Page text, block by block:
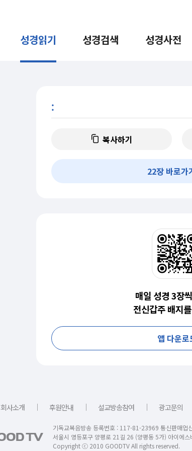
성경읽기 성경검색 성경사전
:
복사하기
22장 바로가
매일 성경 3장
전신갑주 배지
앱 다운로
회사소개 ｜ 후원안내 ｜ 설교방송참여 ｜ 광고문의
기독교복음방송 등록번호 : 117-81-23969 통신판매
서울시 영등포구 양평로 21길 26 (양평동 5가) 아이에
Copyright ⓒ 2010 GOODTV All rights reserved.